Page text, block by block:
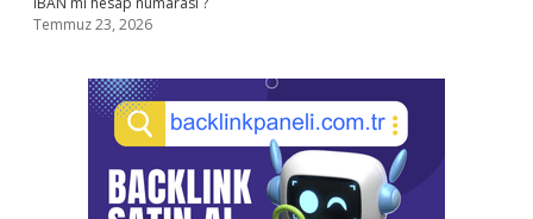
Temmuz 23, 2026